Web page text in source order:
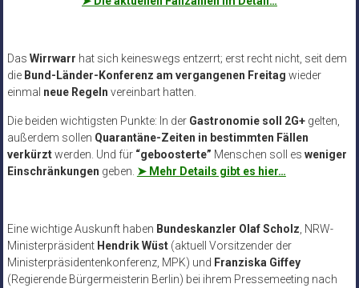
Das Wirrwarr hat sich keineswegs entzerrt; erst recht nicht, seit dem
die Bund-Länder-Konferenz am vergangenen Freitag wieder
einmal neue Regeln vereinbart hatten.
Die beiden wichtigsten Punkte: In der Gastronomie soll 2G+gelten,
außerdem sollen Quarantäne-Zeiten in bestimmten Fällen
verkürztwerden. Und für “geboosterte” Menschen soll es weniger
Einschränkungen geben. ➤ Mehr Details gibt es hier…
Eine wichtige Auskunft haben Bundeskanzler Olaf Scholz , NRW-
Ministerpräsident Hendrik Wüst(aktuell Vorsitzender der
Ministerpräsidentenkonferenz, MPK) und Franziska Giffey
(Regierende Bürgermeisterin Berlin) bei ihrem Pressemeeting nach